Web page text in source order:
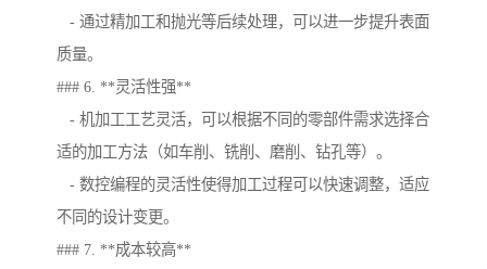
- 通过精加工和抛光等后续处理，可以进一步提升表面
质量。
### 6. **灵活性强**
- 机加工工艺灵活，可以根据不同的零部件需求选择合
适的加工方法（如车削、铣削、磨削、钻孔等）。
- 数控编程的灵活性使得加工过程可以快速调整，适应
不同的设计变更。
### 7. **成本较高**